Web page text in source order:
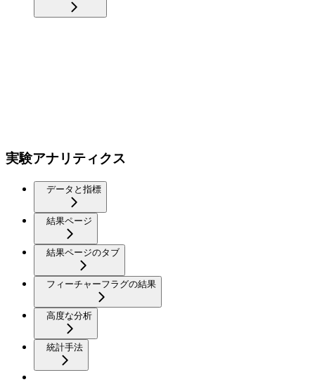
実験アナリティクス
データと指標
結果ページ
結果ページのタブ
フィーチャーフラグの結果
高度な分析
統計手法